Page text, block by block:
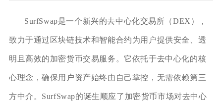
SurfSwap是一个新兴的去中心化交易所（DEX），
致力于通过区块链技术和智能合约为用户提供安全、透
明且高效的加密货币交易服务。它依托于去中心化的核
心理念，确保用户资产始终由自己掌控，无需依赖第三
方中介。SurfSwap的诞生顺应了加密货币市场对去中心